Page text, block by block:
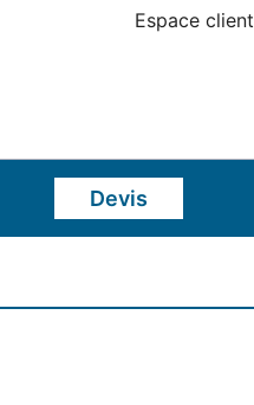
Espace client
Devis